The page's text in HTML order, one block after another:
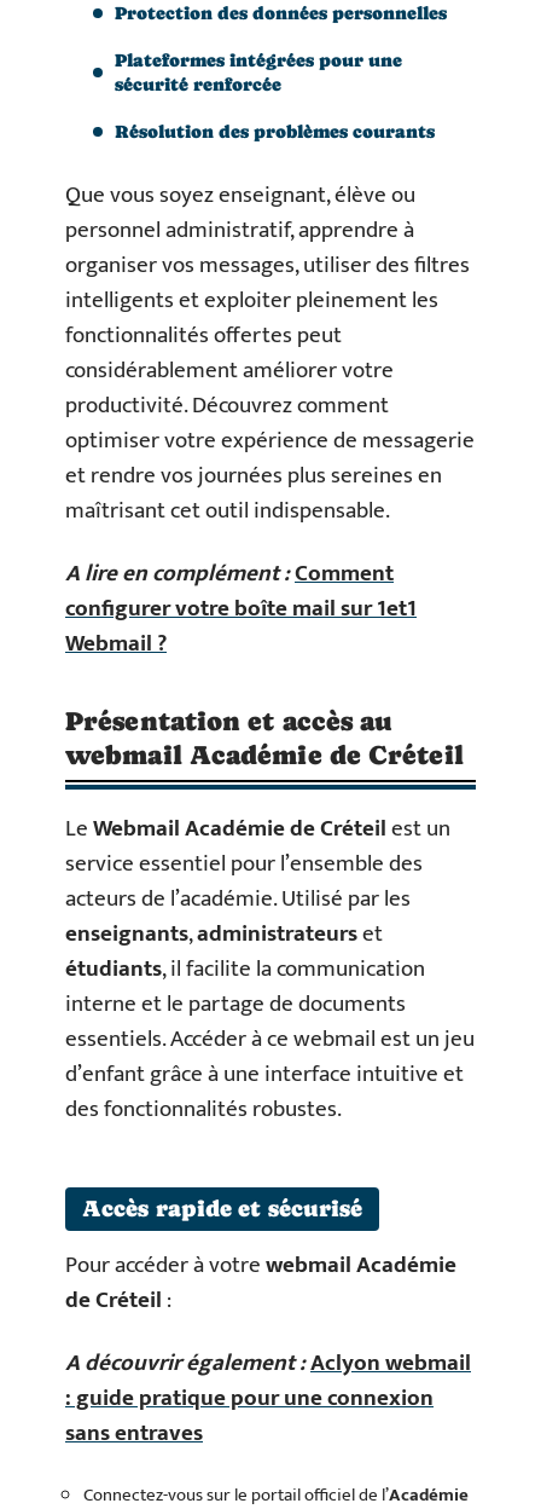
Protection des données personnelles
Plateformes intégrées pour une
sécurité renforcée
Résolution des problèmes courants
Que vous soyez enseignant, élève ou
personnel administratif, apprendre à
organiser vos messages, utiliser des filtres
intelligents et exploiter pleinement les
fonctionnalités offertes peut
considérablement améliorer votre
productivité. Découvrez comment
optimiser votre expérience de messagerie
et rendre vos journées plus sereines en
maîtrisant cet outil indispensable.
A lire en complément :Comment
configurer votre boîte mail sur 1et1
Webmail ?
Présentation et accès au
webmail Académie de Créteil
LeWebmail Académie de Créteilest un
service essentiel pour l’ensemble des
acteurs de l’académie. Utilisé par les
enseignants,administrateurset
étudiants, il facilite la communication
interne et le partage de documents
essentiels. Accéder à ce webmail est un jeu
d’enfant grâce à une interface intuitive et
des fonctionnalités robustes.
Accès rapide et sécurisé
Pour accéder à votrewebmail Académie
de Créteil:
A découvrir également :Aclyon webmail
: guide pratique pour une connexion
sans entraves
Connectez-vous sur le portail officiel de l’Académie